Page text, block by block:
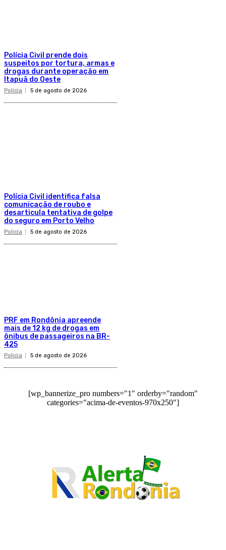
Polícia Civil prende dois
suspeitos por tortura, armas e
drogas durante operação em
Itapuã do Oeste
Policia 5 de agosto de 2026
Polícia Civil identifica falsa
comunicação de roubo e
desarticula tentativa de golpe
do seguro em Porto Velho
Policia 5 de agosto de 2026
PRF em Rondônia apreende
mais de 12 kg de drogas em
ônibus de passageiros na BR-
425
Policia 5 de agosto de 2026
[wp_bannerize_pro numbers="1" orderby="random"
categories="acima-de-eventos-970x250"]